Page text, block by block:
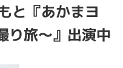
と『あかまヨ
り旅〜』出演中